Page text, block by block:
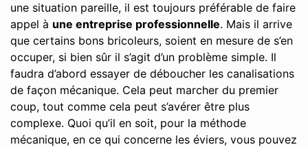
une situation pareille, il est toujours préférable de faire
appel à une entreprise professionnelle. Mais il arrive
que certains bons bricoleurs, soient en mesure de s’en
occuper, si bien sûr il s’agit d’un problème simple. Il
faudra d’abord essayer de déboucher les canalisations
de façon mécanique. Cela peut marcher du premier
coup, tout comme cela peut s’avérer être plus
complexe. Quoi qu’il en soit, pour la méthode
mécanique, en ce qui concerne les éviers, vous pouvez